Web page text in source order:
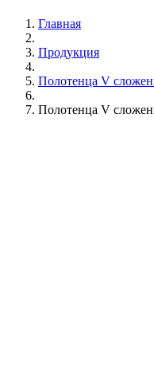
Главная
Продукция
Полотенца V
Полотенца V